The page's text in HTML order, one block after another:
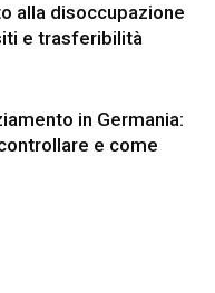
alla disoccupazione
e trasferibilità
in Germania:
e come